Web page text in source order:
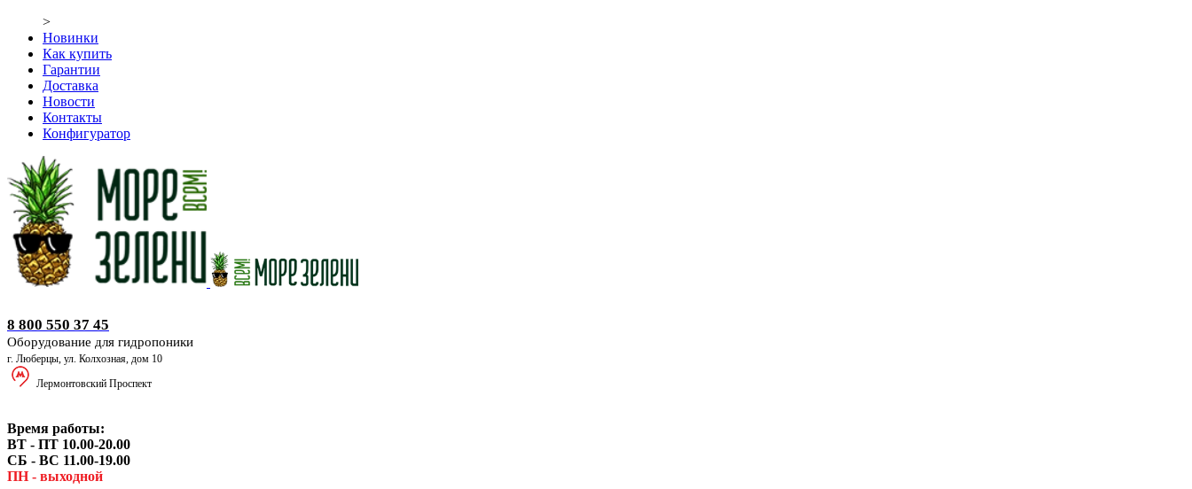
>
Новинки
Как купить
Гарантии
Доставка
Новости
Контакты
Конфигуратор
8 800 550 37 45
Оборудование для гидропоники
г. Люберцы, ул. Колхозная, дом 10
Лермонтовский Проспект
Время работы:
ВТ - ПТ 10.00-20.00
СБ - ВС 11.00-19.00
ПН - выходной